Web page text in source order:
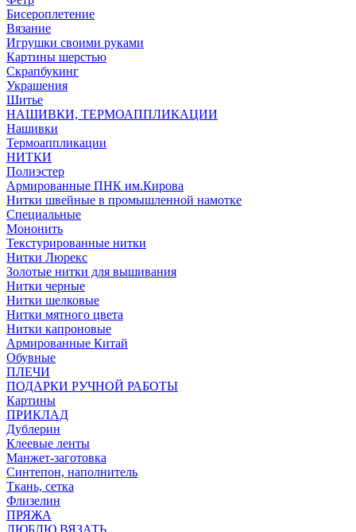
Бисероплетение
Вязание
Игрушки своими руками
Картины шерстью
Скрапбукинг
Украшения
Шитье
НАШИВКИ, ТЕРМОАППЛИКАЦИИ
Нашивки
Термоаппликации
НИТКИ
Полиэстер
Армированные ПНК им.Кирова
Нитки швейные в промышленной намотке
Специальные
Мононить
Текстурированные нитки
Нитки Люрекс
Золотые нитки для вышивания
Нитки черные
Нитки шелковые
Нитки мятного цвета
Нитки капроновые
Армированные Китай
Обувные
ПЛЕЧИ
ПОДАРКИ РУЧНОЙ РАБОТЫ
Картины
ПРИКЛАД
Дублерин
Клеевые ленты
Манжет-заготовка
Синтепон, наполнитель
Ткань, сетка
Флизелин
ПРЯЖА
ЛЮБЛЮ ВЯЗАТЬ